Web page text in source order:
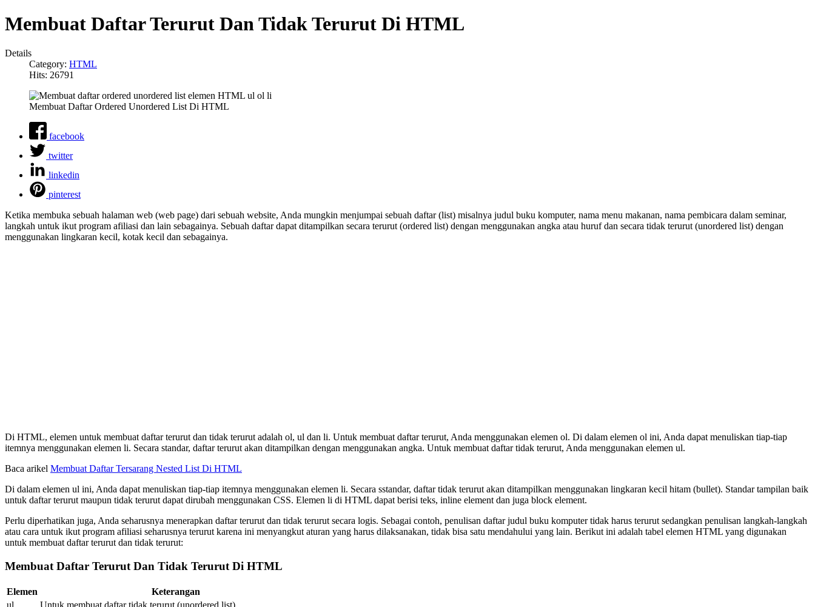
Membuat Daftar Terurut Dan Tidak Terurut Di HTML
Details
Category: HTML
Hits: 26791
Membuat Daftar Ordered Unordered List Di HTML
facebook
twitter
linkedin
pinterest
Ketika membuka sebuah halaman web (web page) dari sebuah website, Anda mungkin menjumpai sebuah daftar (list) misalnya judul buku komputer, nama menu makanan, nama pembicara dalam seminar,
langkah untuk ikut program afiliasi dan lain sebagainya. Sebuah daftar dapat ditampilkan secara terurut (ordered list) dengan menggunakan angka atau huruf dan secara tidak terurut (unordered list) dengan
menggunakan lingkaran kecil, kotak kecil dan sebagainya.
Di HTML, elemen untuk membuat daftar terurut dan tidak terurut adalah ol, ul dan li. Untuk membuat daftar terurut, Anda menggunakan elemen ol. Di dalam elemen ol ini, Anda dapat menuliskan tiap-tiap
itemnya menggunakan elemen li. Secara standar, daftar terurut akan ditampilkan dengan menggunakan angka. Untuk membuat daftar tidak terurut, Anda menggunakan elemen ul.
Baca arikel Membuat Daftar Tersarang Nested List Di HTML
Di dalam elemen ul ini, Anda dapat menuliskan tiap-tiap itemnya menggunakan elemen li. Secara sstandar, daftar tidak terurut akan ditampilkan menggunakan lingkaran kecil hitam (bullet). Standar tampilan baik
untuk daftar terurut maupun tidak terurut dapat dirubah menggunakan CSS. Elemen li di HTML dapat berisi teks, inline element dan juga block element.
Perlu diperhatikan juga, Anda seharusnya menerapkan daftar terurut dan tidak terurut secara logis. Sebagai contoh, penulisan daftar judul buku komputer tidak harus terurut sedangkan penulisan langkah-langkah
atau cara untuk ikut program afiliasi seharusnya terurut karena ini menyangkut aturan yang harus dilaksanakan, tidak bisa satu mendahului yang lain. Berikut ini adalah tabel elemen HTML yang digunakan
untuk membuat daftar terurut dan tidak terurut:
Membuat Daftar Terurut Dan Tidak Terurut Di HTML
Elemen
Keterangan
ul
Untuk membuat daftar tidak terurut (unordered list).